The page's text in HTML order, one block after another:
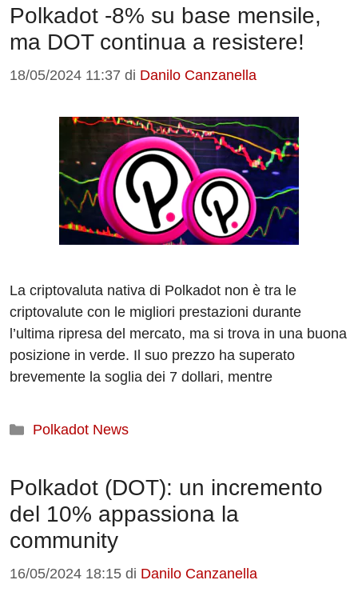
Polkadot -8% su base mensile,
ma DOT continua a resistere!
18/05/2024 11:37 di Danilo Canzanella
La criptovaluta nativa di Polkadot non è tra le
criptovalute con le migliori prestazioni durante
l’ultima ripresa del mercato, ma si trova in una buona
posizione in verde. Il suo prezzo ha superato
brevemente la soglia dei 7 dollari, mentre
Categorie
Polkadot News
Polkadot (DOT): un incremento
del 10% appassiona la
community
16/05/2024 18:15 di Danilo Canzanella